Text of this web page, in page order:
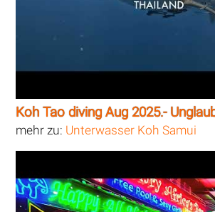
Koh Tao diving Aug 2025.-
mehr zu: Unterwasser Koh Samui